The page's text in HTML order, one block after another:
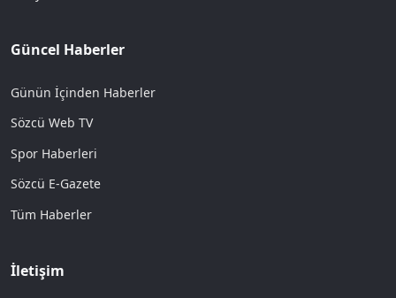
Güncel Haberler
Günün İçinden Haberler
Sözcü Web TV
Spor Haberleri
Sözcü E-Gazete
Tüm Haberler
İletişim